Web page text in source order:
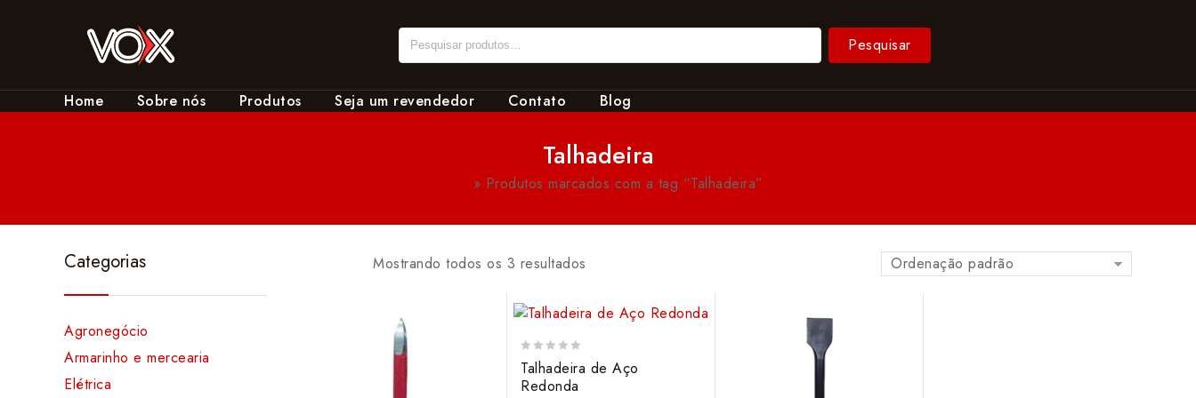
Pesquisar
Home Sobre nós Produtos Seja um revendedor Contato Blog
Talhadeira
» Produtos marcados com a tag “Talhadeira”
Mostrando todos os 3 resultados Ordenação padrão
out
of
Talhadeira de Aço
Redonda
Categorias
Agronegócio
Armarinho e mercearia
Elétrica